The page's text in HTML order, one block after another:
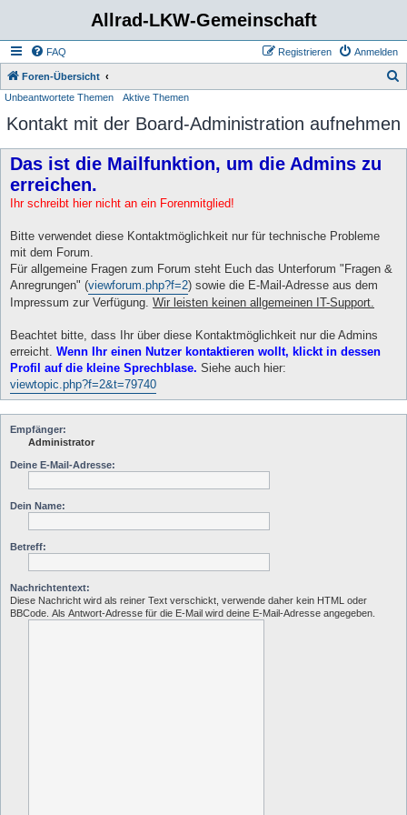
Allrad-LKW-Gemeinschaft
FAQ Anmelden
Registrieren
Foren-Übersicht
Unbeantwortete Themen Aktive Themen
Kontakt mit der Board-Administration aufnehmen
Das ist die Mailfunktion, um die Admins zu
erreichen.
Ihr schreibt hier nicht an ein Forenmitglied!
Bitte verwendet diese Kontaktmöglichkeit nur für technische Probleme
mit dem Forum.
Für allgemeine Fragen zum Forum steht Euch das Unterforum "Fragen &
Anregrungen" (viewforum.php?f=2) sowie die E-Mail-Adresse aus dem
Impressum zur Verfügung. Wir leisten keinen allgemeinen IT-Support.
Beachtet bitte, dass Ihr über diese Kontaktmöglichkeit nur die Admins
erreicht. Wenn Ihr einen Nutzer kontaktieren wollt, klickt in dessen
Profil auf die kleine Sprechblase. Siehe auch hier:
viewtopic.php?f=2&t=79740
Empfänger:
Administrator
Deine E-Mail-Adresse:
Dein Name:
Betreff:
Nachrichtentext:
Diese Nachricht wird als reiner Text verschickt, verwende daher kein HTML oder
BBCode. Als Antwort-Adresse für die E-Mail wird deine E-Mail-Adresse angegeben.